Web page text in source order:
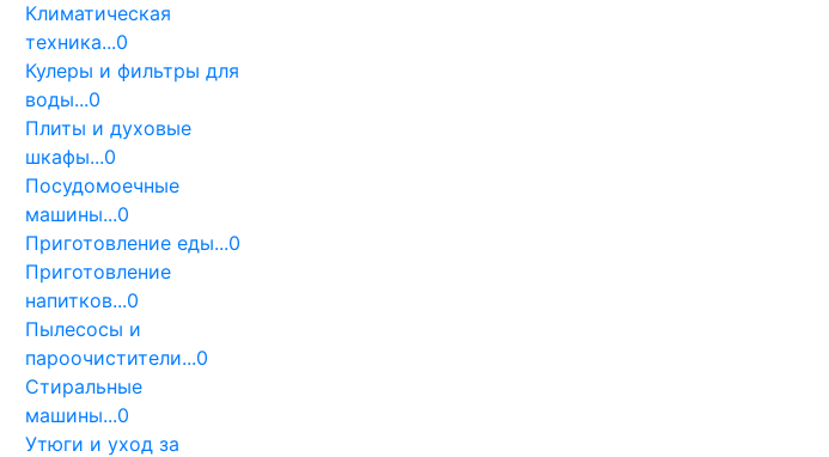
Климатическая
техника...0
Кулеры и фильтры для
воды...0
Плиты и духовые
шкафы...0
Посудомоечные
машины...0
Приготовление еды...0
Приготовление
напитков...0
Пылесосы и
пароочистители...0
Стиральные
машины...0
Утюги и уход за